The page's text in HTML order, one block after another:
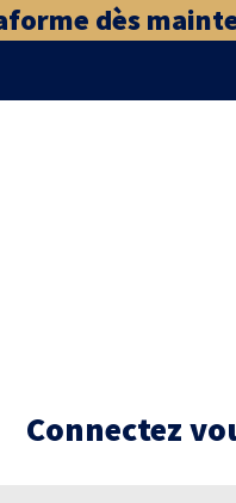
dès
Connectez